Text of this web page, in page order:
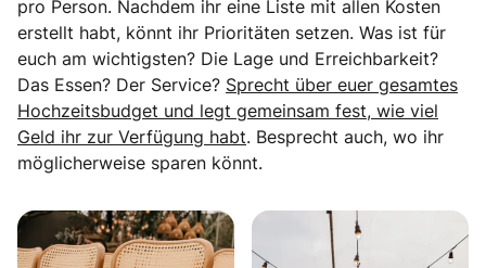
pro Person. Nachdem ihr eine Liste mit allen Kosten
erstellt habt, könnt ihr Prioritäten setzen. Was ist für
euch am wichtigsten? Die Lage und Erreichbarkeit?
Das Essen? Der Service? Sprecht über euer gesamtes
Hochzeitsbudget und legt gemeinsam fest, wie viel
Geld ihr zur Verfügung habt. Besprecht auch, wo ihr
möglicherweise sparen könnt.